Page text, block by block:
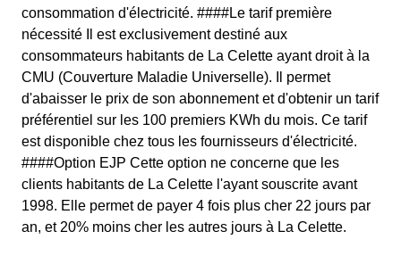
consommation d'électricité. ####Le tarif première
nécessité Il est exclusivement destiné aux
consommateurs habitants de La Celette ayant droit à la
CMU (Couverture Maladie Universelle). Il permet
d'abaisser le prix de son abonnement et d'obtenir un tarif
préférentiel sur les 100 premiers KWh du mois. Ce tarif
est disponible chez tous les fournisseurs d'électricité.
####Option EJP Cette option ne concerne que les
clients habitants de La Celette l'ayant souscrite avant
1998. Elle permet de payer 4 fois plus cher 22 jours par
an, et 20% moins cher les autres jours à La Celette.